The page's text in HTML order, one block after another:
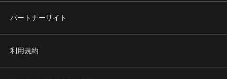
パートナーサイト
利用規約